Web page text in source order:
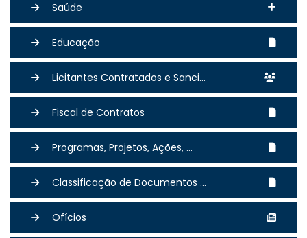
Saúde
Educação
Licitantes Contratados e Sanci...
Fiscal de Contratos
Programas, Projetos, Ações, ...
Classificação de Documentos ...
Ofícios